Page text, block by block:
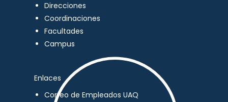
Direcciones
Coordinaciones
Facultades
Campus
Enlaces
Correo de Empleados UAQ